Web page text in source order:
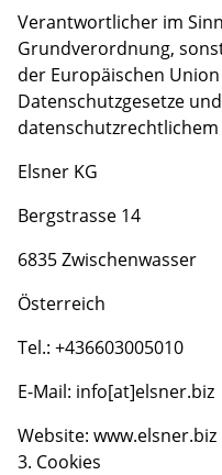
Verantwortlicher im
Grundverordnung,
der Europäischen
Datenschutzgesetze
Elsner KG
Bergstrasse 14
6835 Zwischenwasser
Österreich
Tel.: +436603005010
E-Mail: info[at]elsner.biz
Website: www.elsner.biz
3. Cookies